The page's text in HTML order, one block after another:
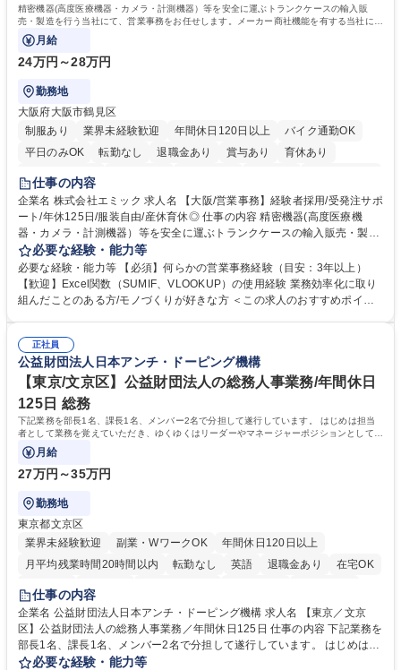
精密機器(高度医療機器・カメラ・計測機器）等を安全に運ぶトランクケースの輸入販
売・製造を行う当社にて、営業事務をお任せします。メーカー商社機能を有する当社に
て、ご経験を活かしていただきます。
月給
24万円～28万円
勤務地
大阪府大阪市鶴見区
制服あり
業界未経験歓迎 年間休日120日以上
バイク通勤OK
平日のみOK
転勤なし 退職金あり 賞与あり
育休あり
完全週休2日制
仕事の内容
企業名 株式会社エミック 求人名 【大阪/営業事務】経験者採用/受発注サポ
ート/年休125日/服装自由/産休育休◎ 仕事の内容 精密機器(高度医療機
器・カメラ・計測機器）等を安全に運ぶトランクケースの輸入販売・製造
を行う当社にて、営業事務をお任せします。メーカー商社機能を有する当
社にて、ご経験を活かしていただきます。 ・営業サポート（見積回答・資
料作成・納期回答） ・お客様対応（電話・メール） ・システム入力（各
帳票入力発行・売上仕入計上） ・受発注対応（在庫管理・出入荷対応）
休125日/服装自由/産休育休◎
必要な経験・能力等
必要な経験・能力等 【必須】何らかの営業事務経験（目安：3年以上）
【歓迎】Excel関数（SUMIF、VLOOKUP）の使用経験 業務効率化に取り
組んだことのある方/モノづくりが好きな方 ＜この求人のおすすめポイン
◎ 【3】産休育休取得実績があるからライフイベントも安心してお迎え可
能 【4】役員（女性）が従業員の働きやすさを第一に考えており、ストレ
スフリーな環境でお仕事が可能！従業員満足度も高く末永く就業が可能 学
歴・資格 学歴：大学院 大学 高専 短大 専修学校 高校 語学力： 資格：
正社員
公益財団法人日本アンチ・ドーピング機構
【東京/文京区】公益財団法人の総務人事業務/年間休日
125日 総務
下記業務を部長1名、課長1名、メンバー2名で分担して遂行しています。 はじめは担当
者として業務を覚えていただき、ゆくゆくはリーダーやマネージャーポジションとして活
躍いただくことを期待しています。
月給
27万円～35万円
勤務地
東京都文京区
業界未経験歓迎
副業・WワークOK
年間休日120日以上
月平均残業時間20時間以内
転勤なし 英語 退職金あり
在宅OK
賞与あり
育休あり
食事補助あり
仕事の内容
企業名 公益財団法人日本アンチ・ドーピング機構 求人名 【東京／文京
区】公益財団法人の総務人事業務／年間休日125日 仕事の内容 下記業務を
部長1名、課長1名、メンバー2名で分担して遂行しています。 はじめは担
当者として業務を覚えていただき、ゆくゆくはリーダーやマネージャーポ
必要な経験・能力等